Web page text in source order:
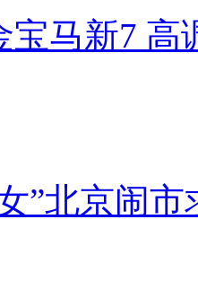
宝马新7 高
”北京闹市